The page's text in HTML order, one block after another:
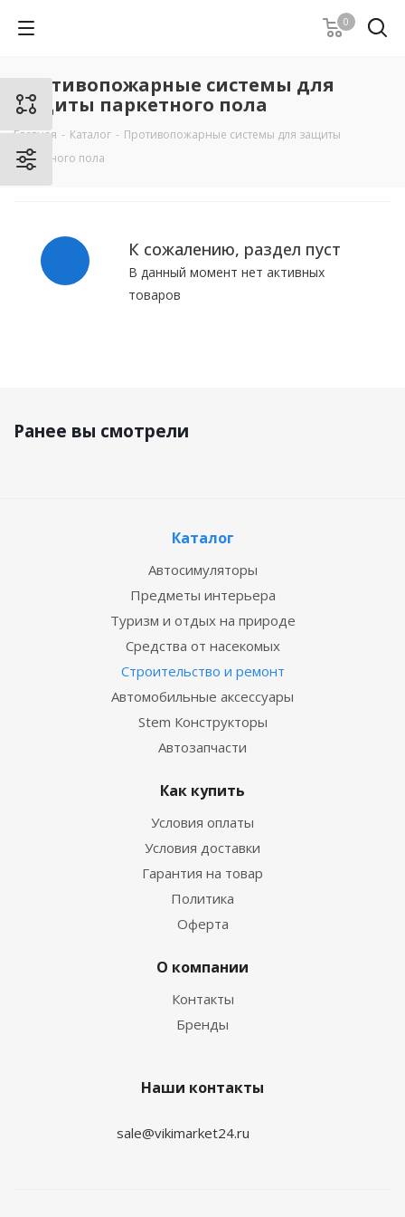
0
Противопожарные системы для
защиты паркетного пола
Главная - Каталог - Противопожарные системы для защиты
паркетного пола
К сожалению, раздел пуст
В данный момент нет активных
товаров
Ранее вы смотрели
Каталог
Автосимуляторы
Предметы интерьера
Туризм и отдых на природе
Средства от насекомых
Строительство и ремонт
Автомобильные аксессуары
Stem Конструкторы
Автозапчасти
Как купить
Условия оплаты
Условия доставки
Гарантия на товар
Политика
Оферта
О компании
Контакты
Бренды
Наши контакты
sale@vikimarket24.ru